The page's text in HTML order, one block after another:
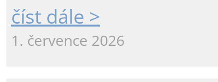
číst dále >
1. července 2026